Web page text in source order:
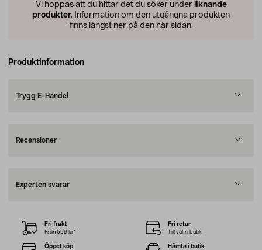
Vi hoppas att du hittar det du söker under liknande
produkter. Information om den utgångna produkten
finns längst ner på den här sidan.
Produktinformation
Trygg E-Handel
Recensioner
Experten svarar
Fri frakt
Från 599 kr*
Fri retur
Till valfri butik
Öppet köp Hämta i butik